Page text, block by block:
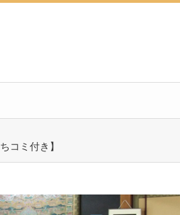
コミ付き】